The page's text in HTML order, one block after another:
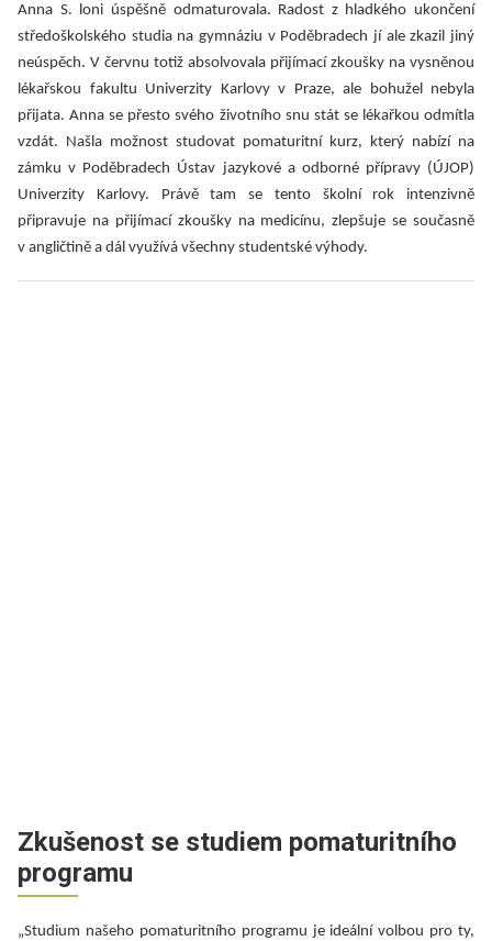
Anna S. loni úspěšně odmaturovala. Radost z hladkého ukončení
středoškolského studia na gymnáziu v Poděbradech jí ale zkazil jiný
neúspěch. V červnu totiž absolvovala přijímací zkoušky na vysněnou
lékařskou fakultu Univerzity Karlovy v Praze, ale bohužel nebyla
přijata. Anna se přesto svého životního snu stát se lékařkou odmítla
vzdát. Našla možnost studovat pomaturitní kurz, který nabízí na
zámku v Poděbradech Ústav jazykové a odborné přípravy (ÚJOP)
Univerzity Karlovy. Právě tam se tento školní rok intenzivně
připravuje na přijímací zkoušky na medicínu, zlepšuje se současně
v angličtině a dál využívá všechny studentské výhody.
Zkušenost se studiem pomaturitního
programu
„Studium našeho pomaturitního programu je ideální volbou pro ty,